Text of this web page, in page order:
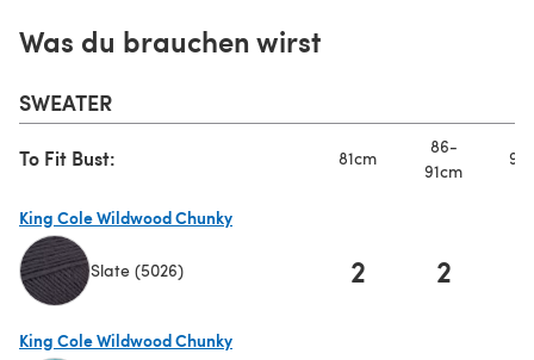
Was du brauchen wirst
SWEATER
To Fit Bust: 81cm
86-
91cm
King Cole Wildwood Chunky
Slate (5026) 2 2
King Cole Wildwood Chunky